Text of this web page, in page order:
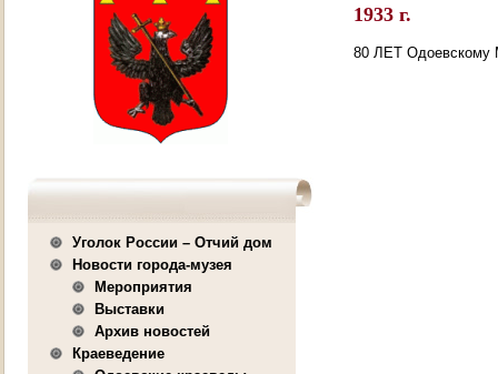
Уголок России – Отчий дом
Новости города-музея
Мероприятия
Выставки
Архив новостей
Краеведение
1933 г.
80 ЛЕТ Одоевскому